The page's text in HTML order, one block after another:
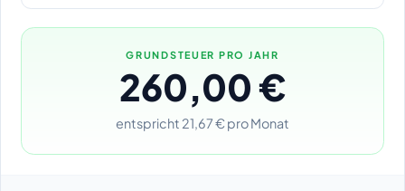
GRUNDSTEUER PRO JAHR
260,00 €
entspricht 21,67 € pro Monat